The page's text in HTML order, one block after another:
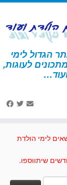
הגדול לימי
לעוגות,
לימי הולדת
שיתווספו.